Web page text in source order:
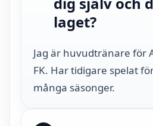
laget?
Jag är huvudtränare för
FK. Har tidigare spelat
många säsonger.